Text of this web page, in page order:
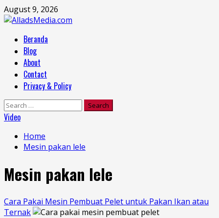
Skip
to
August 9, 2026
MenuBeranda
Blog
About
Contact
Privacy & Policy
Search
for:
Video
Home
Mesin pakan lele
Mesin pakan lele
Cara Pakai Mesin Pembuat Pelet untuk Pakan Ikan atau
Ternak